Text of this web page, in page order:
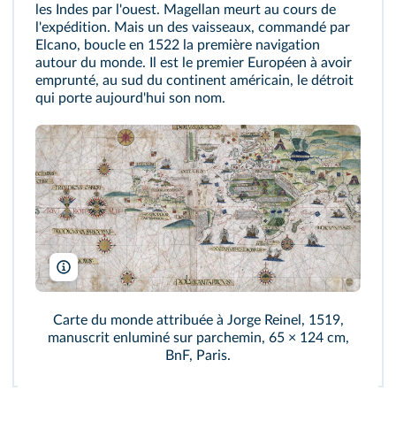
les Indes par l'ouest. Magellan meurt au cours de
l'expédition. Mais un des vaisseaux, commandé par
Elcano, boucle en 1522 la première navigation
autour du monde. Il est le premier Européen à avoir
emprunté, au sud du continent américain, le détroit
qui porte aujourd'hui son nom.
© Bibliothèque nationale de France
Carte du monde attribuée à Jorge Reinel, 1519,
manuscrit enluminé sur parchemin, 65 × 124 cm,
BnF, Paris.